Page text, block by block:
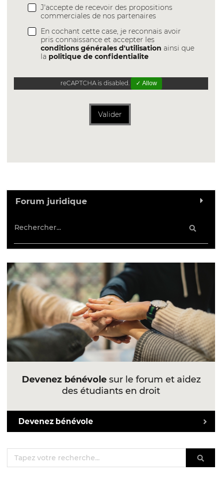
J'accepte de recevoir des propositions
commerciales de nos partenaires
En cochant cette case, je reconnais avoir
pris connaissance et accepter les
conditions générales d'utilisation ainsi que
la politique de confidentialite
reCAPTCHA is disabled. ✓ Allow
Valider
Forum juridique
Devenez bénévolesur le forum et aidez
des étudiants en droit
Devenez bénévole